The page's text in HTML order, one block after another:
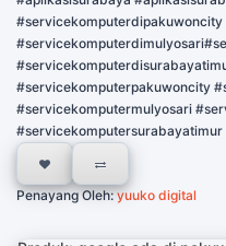
#servicekomputerpakuwoncity
#servicekomputermulyosari
Penayang Oleh:yuuko digital